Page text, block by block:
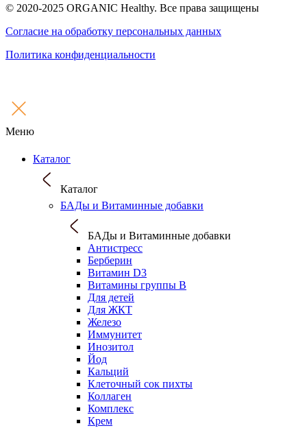
© 2020-2025 ORGANIC Healthy. Все права защищены
Согласие на обработку персональных данных
Политика конфиденциальности
Меню
Каталог
Каталог
БАДы и Витаминные добавки
БАДы и Витаминные добавки
Антистресс
Берберин
Витамин D3
Витамины группы B
Для детей
Для ЖКТ
Железо
Иммунитет
Инозитол
Йод
Кальций
Клеточный сок пихты
Коллаген
Комплекс
Крем